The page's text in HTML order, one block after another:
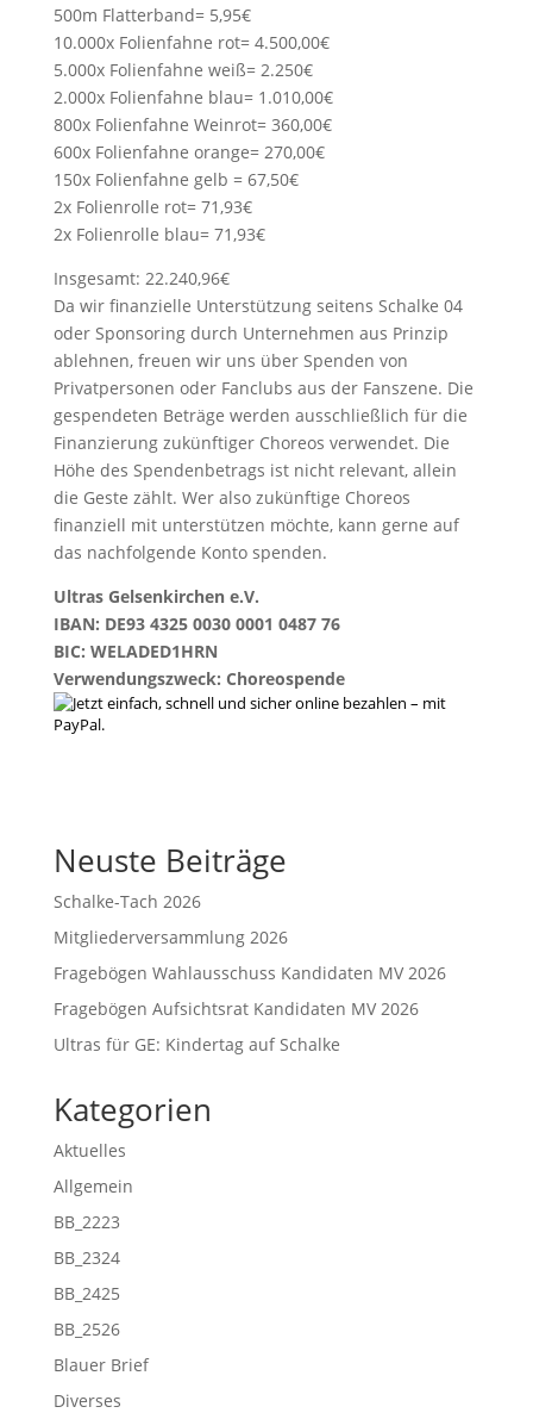
500m Flatterband= 5,95€
10.000x Folienfahne rot= 4.500,00€
5.000x Folienfahne weiß= 2.250€
2.000x Folienfahne blau= 1.010,00€
800x Folienfahne Weinrot= 360,00€
600x Folienfahne orange= 270,00€
150x Folienfahne gelb = 67,50€
2x Folienrolle rot= 71,93€
2x Folienrolle blau= 71,93€
Insgesamt: 22.240,96€
Da wir finanzielle Unterstützung seitens Schalke 04
oder Sponsoring durch Unternehmen aus Prinzip
ablehnen, freuen wir uns über Spenden von
Privatpersonen oder Fanclubs aus der Fanszene. Die
gespendeten Beträge werden ausschließlich für die
Finanzierung zukünftiger Choreos verwendet. Die
Höhe des Spendenbetrags ist nicht relevant, allein
die Geste zählt. Wer also zukünftige Choreos
finanziell mit unterstützen möchte, kann gerne auf
das nachfolgende Konto spenden.
Ultras Gelsenkirchen e.V.
IBAN: DE93 4325 0030 0001 0487 76
BIC: WELADED1HRN
Verwendungszweck: Choreospende
Neuste Beiträge
Schalke-Tach 2026
Mitgliederversammlung 2026
Fragebögen Wahlausschuss Kandidaten MV 2026
Fragebögen Aufsichtsrat Kandidaten MV 2026
Ultras für GE: Kindertag auf Schalke
Kategorien
Aktuelles
Allgemein
BB_2223
BB_2324
BB_2425
BB_2526
Blauer Brief
Diverses